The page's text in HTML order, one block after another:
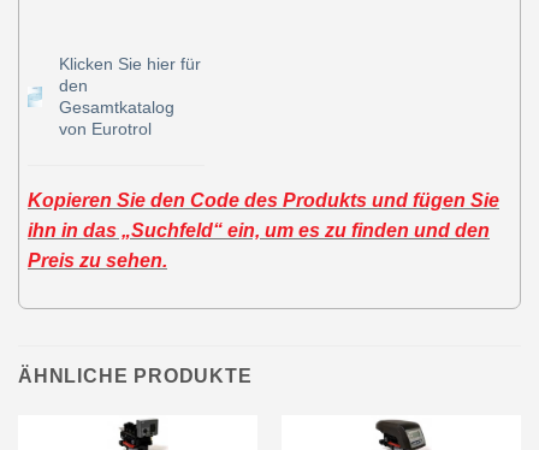
Klicken Sie hier für
den
Gesamtkatalog
von Eurotrol
Kopieren Sie den Code des Produkts und fügen Sie
ihn in das „Suchfeld“ ein, um es zu finden und den
Preis zu sehen.
ÄHNLICHE PRODUKTE